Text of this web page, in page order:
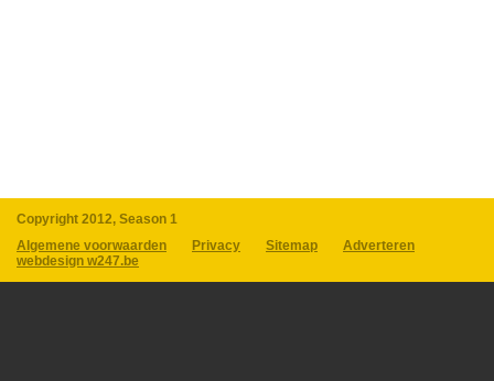
Copyright 2012, Season 1
Algemene voorwaarden
Privacy Sitemap
Adverteren
webdesign w247.be